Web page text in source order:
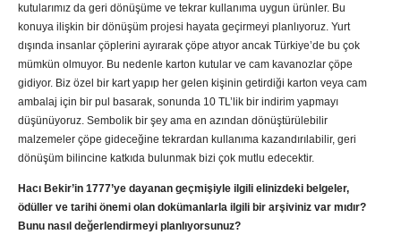
kutularımız da geri dönüşüme ve tekrar kullanıma uygun ürünler. Bu
konuya ilişkin bir dönüşüm projesi hayata geçirmeyi planlıyoruz. Yurt
dışında insanlar çöplerini ayırarak çöpe atıyor ancak Türkiye’de bu çok
mümkün olmuyor. Bu nedenle karton kutular ve cam kavanozlar çöpe
gidiyor. Biz özel bir kart yapıp her gelen kişinin getirdiği karton veya cam
ambalaj için bir pul basarak, sonunda 10 TL’lik bir indirim yapmayı
düşünüyoruz. Sembolik bir şey ama en azından dönüştürülebilir
malzemeler çöpe gideceğine tekrardan kullanıma kazandırılabilir, geri
dönüşüm bilincine katkıda bulunmak bizi çok mutlu edecektir.
Hacı Bekir’in 1777’ye dayanan geçmişiyle ilgili elinizdeki belgeler,
ödüller ve tarihi önemi olan dokümanlarla ilgili bir arşiviniz var mıdır?
Bunu nasıl değerlendirmeyi planlıyorsunuz?